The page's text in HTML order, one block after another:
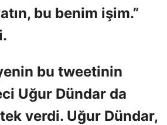
bu benim işim.”
bu tweetinin
Uğur Dündar da
verdi. Uğur Dündar,